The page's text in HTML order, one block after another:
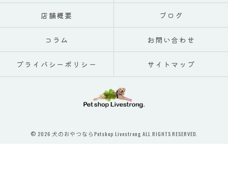
店舗概要 ブログ
コラム お問い合わせ
プライバシーポリシー サイトマップ
© 2026 犬のおやつならPetshop Livestrong ALL RIGHTS RESERVED.